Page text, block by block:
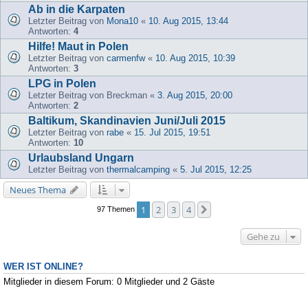
Ab in die Karpaten
Letzter Beitrag von Mona10 « 10. Aug 2015, 13:44
Antworten: 4
Hilfe! Maut in Polen
Letzter Beitrag von carmenfw« 10. Aug 2015, 10:39
Antworten: 3
LPG in Polen
Letzter Beitrag von Breckman « 3. Aug 2015, 20:00
Antworten: 2
Baltikum, Skandinavien Juni/Juli 2015
Letzter Beitrag von rabe « 15. Jul 2015, 19:51
Antworten: 10
Urlaubsland Ungarn
Letzter Beitrag von thermalcamping « 5. Jul 2015, 12:25
Neues Thema
97 Themen 1 2 3 4
Gehe zu
WER IST ONLINE?
Mitglieder in diesem Forum: 0 Mitglieder und 2 Gäste